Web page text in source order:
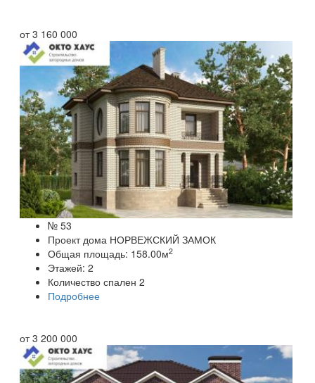
от3 160 000
№ 53
Проект дома НОРВЕЖСКИЙ ЗАМОК
Общая площадь: 158.00м2
Этажей: 2
Количество спален 2
Подробнее
от3 200 000